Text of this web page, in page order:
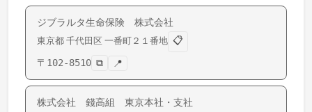
ジブラルタ生命保険 株式会社
東京都 千代田区 一番町 ２１番地 📋
〒 102-8510 ⧉ 📍
株式会社 錢高組 東京本社・支社